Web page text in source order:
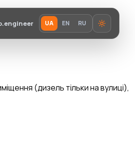
UA EN RU
(дизель тільки на вулиці),